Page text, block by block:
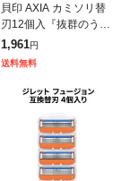
貝印 AXIA カミソリ替
刃12個入『抜群のうる
おいでよりなめらか
に』 T字 5枚刃 メンズ
ー搭載 GA
1,961円
送料無料